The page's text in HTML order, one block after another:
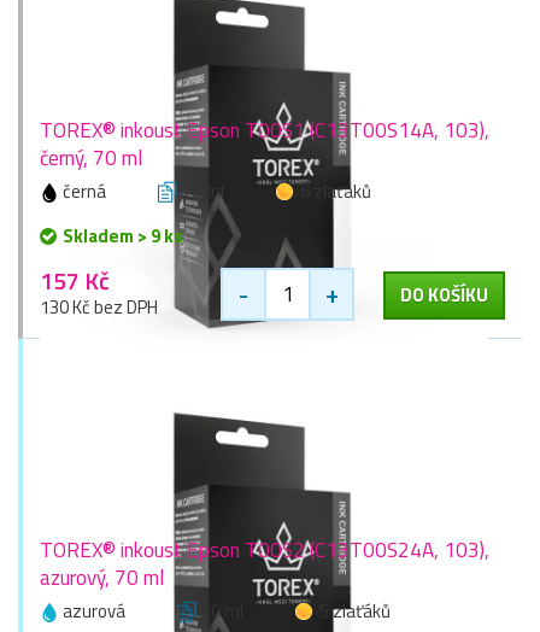
TOREX® inkoust Epson T00S1 (C13T00S14A, 103),
černý, 70 ml
černá 70 ml
6 zlaťáků
Skladem > 9 ks
157 Kč
130 Kč bez DPH - + DO KOŠÍKU
TOREX® inkoust Epson T00S2 (C13T00S24A, 103),
azurový, 70 ml
azurová 70 ml
5 zlaťáků